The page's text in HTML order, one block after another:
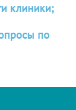
клиники;
по